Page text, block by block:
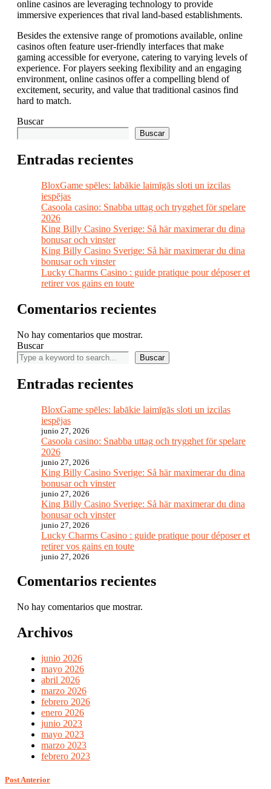
online casinos are leveraging technology to provide
immersive experiences that rival land-based establishments.
Besides the extensive range of promotions available, online
casinos often feature user-friendly interfaces that make
gaming accessible for everyone, catering to varying levels of
experience. For players seeking flexibility and an engaging
environment, online casinos offer a compelling blend of
excitement, security, and value that traditional casinos find
hard to match.
Buscar
Buscar
Entradas recientes
BloxGame spēles: labākie laimīgās sloti un izcilas
iespējas
Casoola casino: Snabba uttag och trygghet för spelare
2026
King Billy Casino Sverige: Så här maximerar du dina
bonusar och vinster
King Billy Casino Sverige: Så här maximerar du dina
bonusar och vinster
Lucky Charms Casino : guide pratique pour déposer et
retirer vos gains en toute
Comentarios recientes
No hay comentarios que mostrar.
Buscar
Buscar
Entradas recientes
BloxGame spēles: labākie laimīgās sloti un izcilas
iespējas
junio 27, 2026
Casoola casino: Snabba uttag och trygghet för spelare
2026
junio 27, 2026
King Billy Casino Sverige: Så här maximerar du dina
bonusar och vinster
junio 27, 2026
King Billy Casino Sverige: Så här maximerar du dina
bonusar och vinster
junio 27, 2026
Lucky Charms Casino : guide pratique pour déposer et
retirer vos gains en toute
junio 27, 2026
Comentarios recientes
No hay comentarios que mostrar.
Archivos
junio 2026
mayo 2026
abril 2026
marzo 2026
febrero 2026
enero 2026
junio 2023
mayo 2023
marzo 2023
febrero 2023
Post Anterior